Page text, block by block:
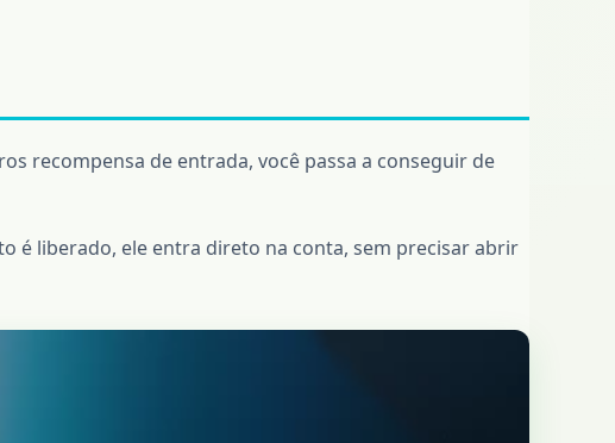
recompensa de entrada, você passa a conseguir de
é liberado, ele entra direto na conta, sem precisar abrir